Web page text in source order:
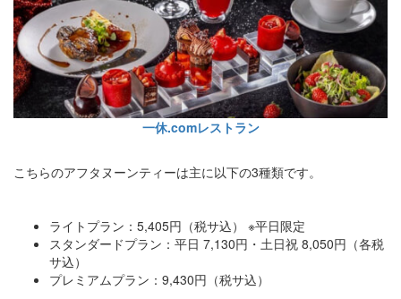
一休.comレストラン
こちらのアフタヌーンティーは主に以下の3種類です。
ライトプラン：5,405円（税サ込） ※平日限定
スタンダードプラン：平日 7,130円・土日祝 8,050円（各税
サ込）
プレミアムプラン：9,430円（税サ込）